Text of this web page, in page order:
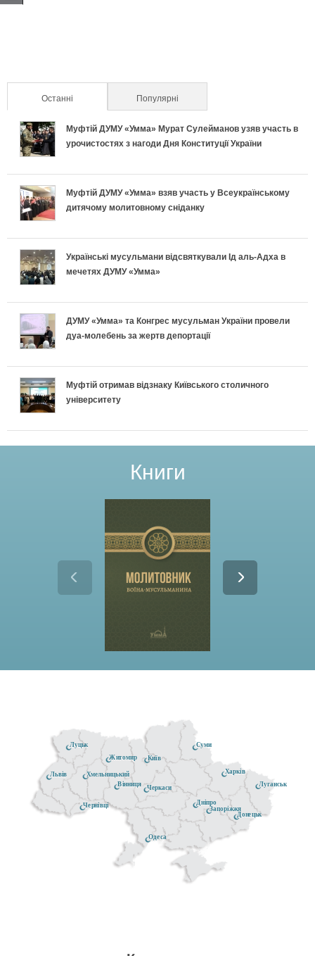
Останні (активна вкладка)Популярні
Муфтій ДУМУ «Умма» Мурат Сулейманов узяв участь в
урочистостях з нагоди Дня Конституції України
Муфтій ДУМУ «Умма» взяв участь у Всеукраїнському
дитячому молитовному сніданку
Українські мусульмани відсвяткували Ід аль-Адха в
мечетях ДУМУ «Умма»
ДУМУ «Умма» та Конгрес мусульман України провели
дуа-молебень за жертв депортації
Муфтій отримав відзнаку Київського столичного
університету
Книги
Донецьк
Житомир
Черкаси
Чернівці
Київ
Луганськ
Хмельницький
Луцьк
Дніпро
Одеса
Суми
Вінниця
Запоріжжя
Львів Харків